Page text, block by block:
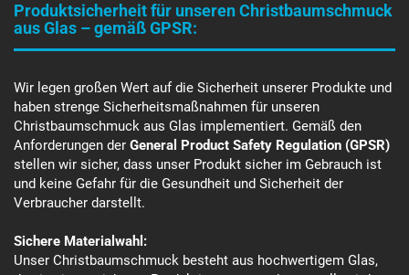
Produktsicherheit für unseren Christbaumschmuck
aus Glas – gemäß GPSR:
Wir legen großen Wert auf die Sicherheit unserer Produkte und
haben strenge Sicherheitsmaßnahmen für unseren
Christbaumschmuck aus Glas implementiert. Gemäß den
Anforderungen der General Product Safety Regulation (GPSR)
stellen wir sicher, dass unser Produkt sicher im Gebrauch ist
und keine Gefahr für die Gesundheit und Sicherheit der
Verbraucher darstellt.
Sichere Materialwahl:
Unser Christbaumschmuck besteht aus hochwertigem Glas,